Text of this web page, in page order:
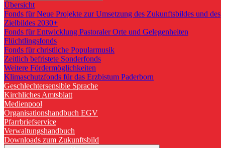
Übersicht
Fonds für Neue Projekte zur Umsetzung des Zukunftsbildes und des
Zielbildes 2030+
Fonds für Entwicklung Pastoraler Orte und Gelegenheiten
Flüchtlingsfonds
Fonds für christliche Popularmusik
Zeitlich befristete Sonderfonds
Weitere Fördermöglichkeiten
Klimaschutzfonds für das Erzbistum Paderborn
Geschlechtersensible Sprache
Kirchliches Amtsblatt
Medienpool
Organisationshandbuch EGV
Pfarrbriefservice
Verwaltungshandbuch
Downloads zum Zukunftsbild